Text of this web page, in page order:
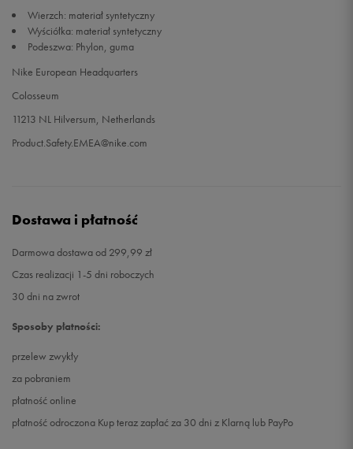
Wierzch: materiał syntetyczny
Wyściółka: materiał syntetyczny
Podeszwa: Phylon, guma
Nike European Headquarters
Colosseum
11213 NL Hilversum, Netherlands
Product.Safety.EMEA@nike.com
Dostawa i płatność
Darmowa dostawa od 299,99 zł
Czas realizacji 1-5 dni roboczych
30 dni na zwrot
Sposoby płatności:
przelew zwykły
za pobraniem
płatność online
płatność odroczona Kup teraz zapłać za 30 dni z Klarną lub PayPo